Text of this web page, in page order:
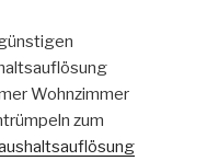
Wohnzimmer
zum